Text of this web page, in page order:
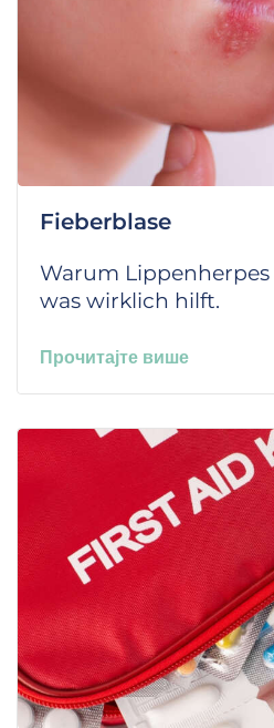
Fieberblase
Warum
was wirklich hilft.
Прочитајте више